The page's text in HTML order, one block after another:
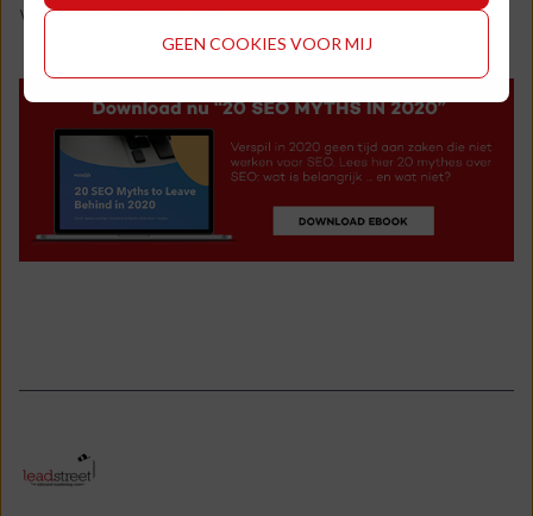
GEEN COOKIES VOOR MIJ
volgt de rest ook wel.